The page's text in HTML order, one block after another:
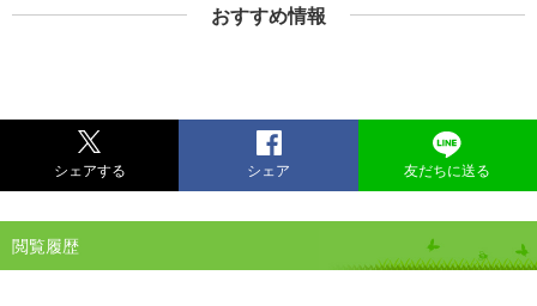
おすすめ情報
シェアする シェア 友だちに送る
閲覧履歴